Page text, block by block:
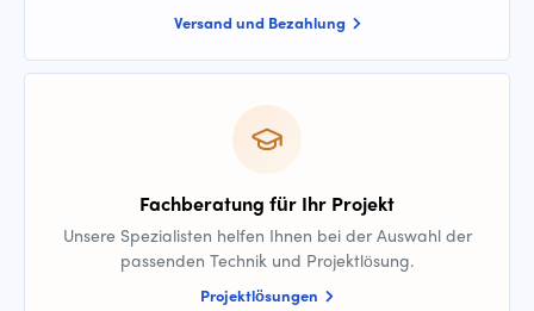
Versand und Bezahlung
Fachberatung für Ihr Projekt
Unsere Spezialisten helfen Ihnen bei der Auswahl der
passenden Technik und Projektlösung.
Projektlösungen